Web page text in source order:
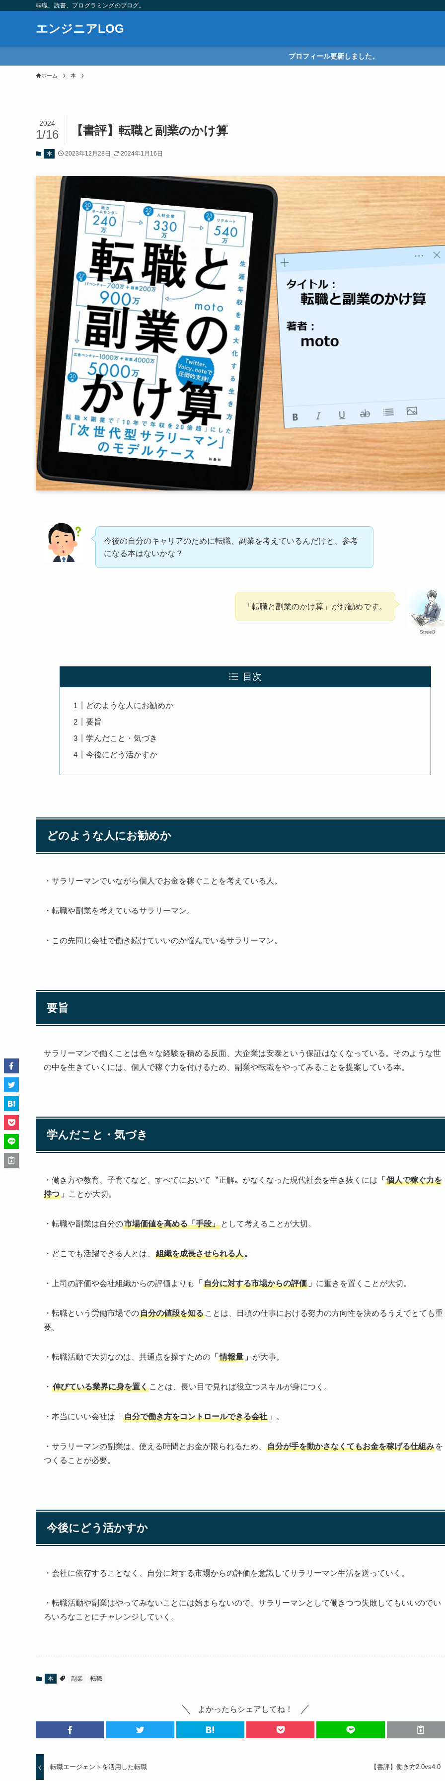
転職、読書、プログラミングのブログ。
エンジニアLOG
プロフィール更新しました。
ホーム 本
【書評】転職と副業のかけ算
2024
1/16
本 2023年12月28日 2024年1月16日
今後の自分のキャリアのために転職、副業を考えているんだけと、参考
になる本はないかな？
Stree8
「転職と副業のかけ算」がお勧めです。
目次
どのような人にお勧めか
要旨
学んだこと・気づき
今後にどう活かすか
どのような人にお勧めか
・サラリーマンでいながら個人でお金を稼ぐことを考えている人。
・転職や副業を考えているサラリーマン。
・この先同じ会社で働き続けていいのか悩んでいるサラリーマン。
要旨
サラリーマンで働くことは色々な経験を積める反面、大企業は安泰という保証はなくなっている。そのような世
の中を生きていくには、個人で稼ぐ力を付けるため、副業や転職をやってみることを提案している本。
学んだこと・気づき
・働き方や教育、子育てなど、すべてにおいて〝正解〟がなくなった現代社会を生き抜くには 「 個人で稼ぐ力を
持つ 」 ことが大切。
・転職や副業は自分の市場価値を高める「手段」 として考えることが大切。
・どこでも活躍できる人とは、 組織を成長させられる人。
・上司の評価や会社組織からの評価よりも 「 自分に対する市場からの評価 」 に重きを置くことが大切。
・転職という労働市場での自分の値段を知る ことは、日頃の仕事における努力の方向性を決めるうえでとても重
要。
・転職活動で大切なのは、共通点を探すための 「 情報量 」 が大事。
・ 伸びている業界に身を置く ことは、長い目で見れば役立つスキルが身につく。
・本当にいい会社は「 自分で働き方をコントロールできる会社 」。
・サラリーマンの副業は、使える時間とお金が限られるため、 自分が手を動かさなくてもお金を稼げる仕組み を
つくることが必要。
今後にどう活かすか
・会社に依存することなく、自分に対する市場からの評価を意識してサラリーマン生活を送っていく。
・転職活動や副業はやってみないことには始まらないので、サラリーマンとして働きつつ失敗してもいいのでい
ろいろなことにチャレンジしていく。
本 副業 転職
よかったらシェアしてね！
転職エージェントを活用した転職 【書評】働き方2.0vs4.0